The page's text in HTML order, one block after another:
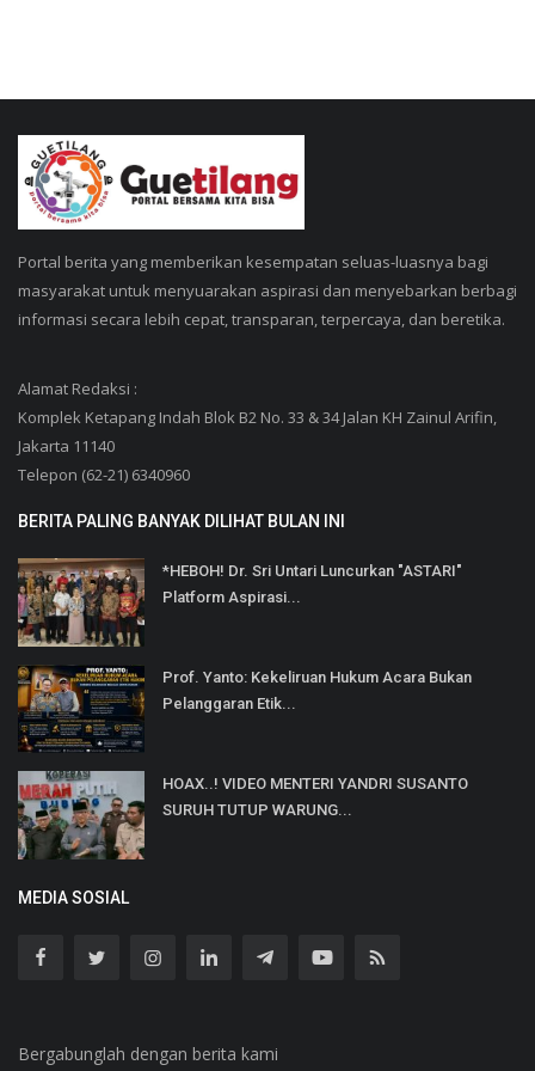
Portal berita yang memberikan kesempatan seluas-luasnya bagi
masyarakat untuk menyuarakan aspirasi dan menyebarkan berbagi
informasi secara lebih cepat, transparan, terpercaya, dan beretika.
Alamat Redaksi :
Komplek Ketapang Indah Blok B2 No. 33 & 34 Jalan KH Zainul Arifin,
Jakarta 11140
Telepon (62-21) 6340960
BERITA PALING BANYAK DILIHAT BULAN INI
*HEBOH! Dr. Sri Untari Luncurkan "ASTARI"
Platform Aspirasi...
Prof. Yanto: Kekeliruan Hukum Acara Bukan
Pelanggaran Etik...
HOAX..! VIDEO MENTERI YANDRI SUSANTO
SURUH TUTUP WARUNG...
MEDIA SOSIAL
Bergabunglah dengan berita kami